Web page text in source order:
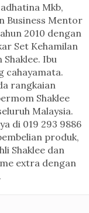
Mkb,
Business Mentor
2010 dengan
Set Kehamilan
Shaklee. Ibu
cahayamata.
rangkaian
Shaklee
Malaysia.
di 019 293 9886
produk,
Shaklee dan
extra dengan